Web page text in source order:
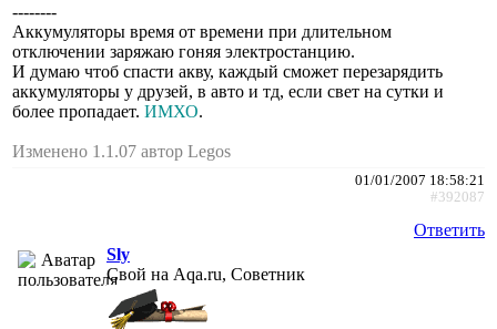
--------
Аккумуляторы время от времени при длительном
отключении заряжаю гоняя электростанцию.
И думаю чтоб спасти акву, каждый сможет перезарядить
аккумуляторы у друзей, в авто и тд, если свет на сутки и
более пропадает. ИМХО.
Изменено 1.1.07 автор Legos
01/01/2007 18:58:21
#392087
Ответить
Sly
Свой на Aqa.ru, Советник